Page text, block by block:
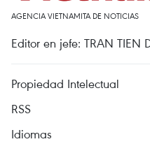
AGENCIA VIETNAMITA DE NOTICIAS
Editor en jefe: TRAN TIEN
Propiedad Intelectual
RSS
Idiomas